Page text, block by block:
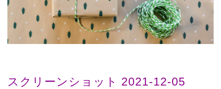
スクリーンショット 2021-12-05